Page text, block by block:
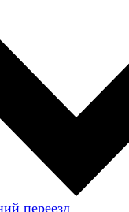
переезд